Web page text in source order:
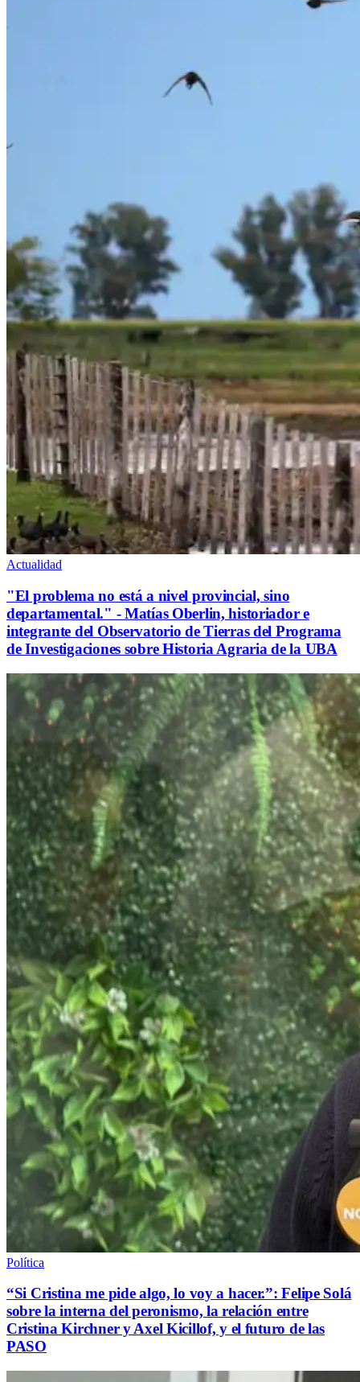
Actualidad
"El problema no está a nivel provincial, sino
departamental." - Matías Oberlin, historiador e
integrante del Observatorio de Tierras del Programa
de Investigaciones sobre Historia Agraria de la UBA
Política
“Si Cristina me pide algo, lo voy a hacer.”: Felipe Solá
sobre la interna del peronismo, la relación entre
Cristina Kirchner y Axel Kicillof, y el futuro de las
PASO